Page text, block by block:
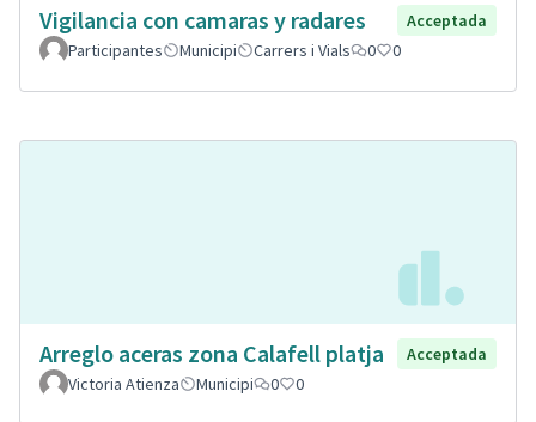
Vigilancia con camaras y radares
Acceptada
Participantes
Municipi Carrers i Vials 0 0
Arreglo aceras zona Calafell platja
Acceptada
Victoria Atienza
Municipi 0 0